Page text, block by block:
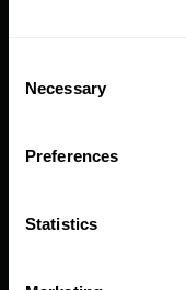
Selection
Necessary
Preferences
Statistics
AHP36-